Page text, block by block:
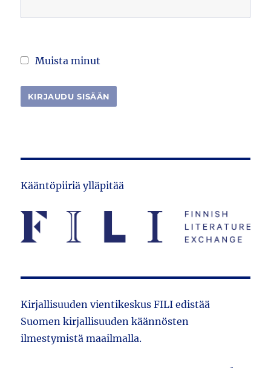
Muista minut
Kääntöpiiriä ylläpitää
Kirjallisuuden vientikeskus FILI edistää
Suomen kirjallisuuden käännösten
ilmestymistä maailmalla.